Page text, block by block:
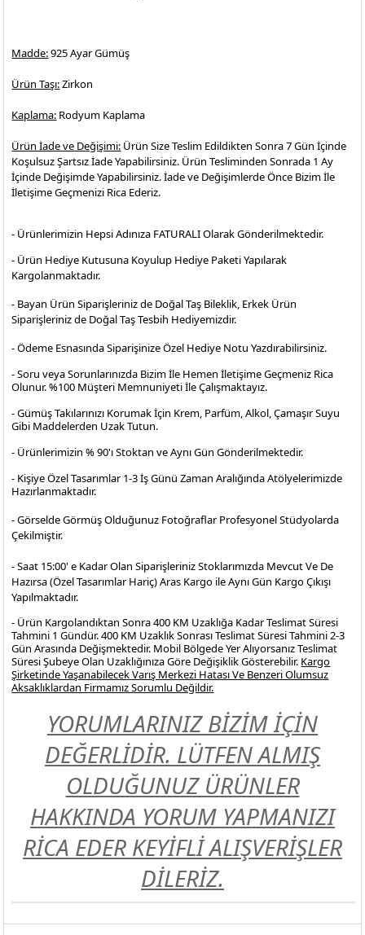
Madde:925 Ayar Gümüş
Ürün Taşı:Zirkon
Kaplama: Rodyum Kaplama
Ürün İade ve Değişimi: Ürün Size Teslim Edildikten Sonra 7 Gün İçinde
Koşulsuz Şartsız İade Yapabilirsiniz. Ürün Tesliminden Sonrada 1 Ay
İçinde Değişimde Yapabilirsiniz. İade ve Değişimlerde Önce Bizim İle
İletişime Geçmenizi Rica Ederiz.
- Ürünlerimizin Hepsi Adınıza FATURALI Olarak Gönderilmektedir.
- Ürün Hediye Kutusuna Koyulup Hediye Paketi Yapılarak
Kargolanmaktadır.
- Bayan Ürün Siparişleriniz de Doğal Taş Bileklik, Erkek Ürün
Siparişleriniz de Doğal Taş Tesbih Hediyemizdir.
- Ödeme Esnasında Siparişinize Özel Hediye Notu Yazdırabilirsiniz.
- Soru veya Sorunlarınızda Bizim İle Hemen İletişime Geçmeniz Rica
Olunur. %100 Müşteri Memnuniyeti İle Çalışmaktayız.
- Gümüş Takılarınızı Korumak İçin Krem, Parfüm, Alkol, Çamaşır Suyu
Gibi Maddelerden Uzak Tutun.
- Ürünlerimizin % 90'ı Stoktan ve Aynı Gün Gönderilmektedir.
- Kişiye Özel Tasarımlar 1-3 İş Günü Zaman Aralığında Atölyelerimizde
Hazırlanmaktadır.
- Görselde Görmüş Olduğunuz Fotoğraflar ProfesyonelStüdyolarda
Çekilmiştir.
- Saat 15:00' e Kadar Olan Siparişleriniz Stoklarımızda Mevcut Ve De
Hazırsa (Özel Tasarımlar Hariç) Aras Kargo ile Aynı Gün Kargo Çıkışı
Yapılmaktadır.
- Ürün Kargolandıktan Sonra 400 KM Uzaklığa Kadar Teslimat Süresi
Tahmini 1 Gündür. 400 KM Uzaklık Sonrası Teslimat Süresi Tahmini 2-3
Gün Arasında Değişmektedir. Mobil Bölgede Yer Alıyorsanız Teslimat
Süresi Şubeye Olan Uzaklığınıza Göre Değişiklik Gösterebilir. Kargo
Şirketinde Yaşanabilecek Varış Merkezi Hatası Ve Benzeri Olumsuz
Aksaklıklardan Firmamız Sorumlu Değildir.
YORUMLARINIZ BİZİM İÇİN
DEĞERLİDİR. LÜTFEN ALMIŞ
OLDUĞUNUZ ÜRÜNLER
HAKKINDA YORUM YAPMANIZI
RİCA EDER KEYİFLİ ALIŞVERİŞLER
DİLERİZ.